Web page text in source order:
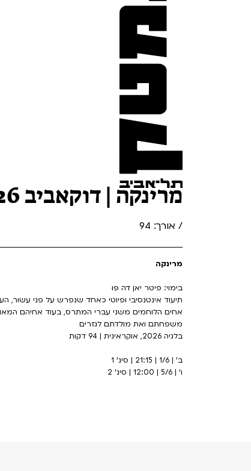
מרינקה | דוקאביב 2026
/ אורך: 94
מרינקה
בימוי: פיטר יאן דה פּוּ
תיעוד אינטנסיבי ופיוטי כאחד שנפרש על פני עשור,
אחים הלוחמים משני עברי המתרס, בעוד אחיהם
משפחתם ואת מולדתם לגזרים
בלגיה 2026, אוקראינית | 94 דקות
ב' | 1/6 | 21:15 | סינ' 1
ו' | 5/6 | 12:00 | סינ' 2